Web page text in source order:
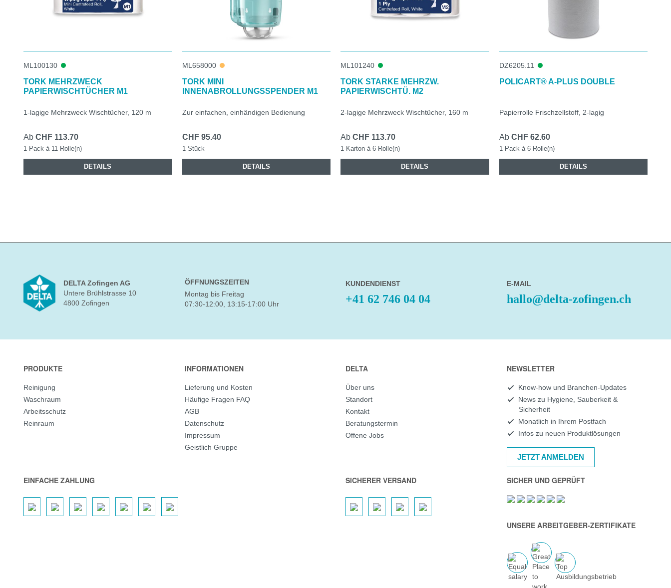
ML100130
TORK MEHRZWECK
PAPIERWISCHTÜCHER M1
1-lagige Mehrzweck Wischtücher, 120 m
Ab CHF 113.70
1 Pack à 11 Rolle(n)
DETAILS
ML658000
TORK MINI
INNENABROLLUNGSSPENDER M1
Zur einfachen, einhändigen Bedienung
CHF 95.40
1 Stück
DETAILS
ML101240
TORK STARKE MEHRZW.
PAPIERWISCHTÜ. M2
2-lagige Mehrzweck Wischtücher, 160 m
Ab CHF 113.70
1 Karton à 6 Rolle(n)
DETAILS
DZ6205.11
POLICART® A-PLUS DOUBLE
Papierrolle Frischzellstoff, 2-lagig
Ab CHF 62.60
1 Pack à 6 Rolle(n)
DETAILS
DELTA Zofingen AG
Untere Brühlstrasse 10
4800 Zofingen
ÖFFNUNGSZEITEN
Montag bis Freitag
07:30-12:00, 13:15-17:00 Uhr
KUNDENDIENST
+41 62 746 04 04
E-MAIL
hallo@delta-zofingen.ch
PRODUKTE
Reinigung
Waschraum
Arbeitsschutz
Reinraum
INFORMATIONEN
Lieferung und Kosten
Häufige Fragen FAQ
AGB
Datenschutz
Impressum
Geistlich Gruppe
DELTA
Über uns
Standort
Kontakt
Beratungstermin
Offene Jobs
NEWSLETTER
Know-how und Branchen-Updates
News zu Hygiene, Sauberkeit &
Sicherheit
Monatlich in Ihrem Postfach
Infos zu neuen Produktlösungen
JETZT ANMELDEN
EINFACHE ZAHLUNG SICHERER VERSAND SICHER UND GEPRÜFT
UNSERE ARBEITGEBER-ZERTIFIKATE